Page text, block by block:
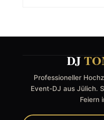
DJ
Professioneller
Event-DJ aus Jülich.
Feiern